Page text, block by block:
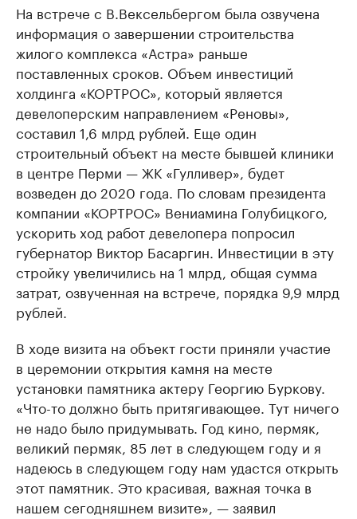
На встрече с В.Вексельбергом была озвучена
информация о завершении строительства
жилого комплекса «Астра» раньше
поставленных сроков. Объем инвестиций
холдинга «КОРТРОС», который является
девелоперским направлением «Реновы»,
составил 1,6 млрд рублей. Еще один
строительный объект на месте бывшей клиники
в центре Перми — ЖК «Гулливер», будет
возведен до 2020 года. По словам президента
компании «КОРТРОС» Вениамина Голубицкого,
ускорить ход работ девелопера попросил
губернатор Виктор Басаргин. Инвестиции в эту
стройку увеличились на 1 млрд, общая сумма
затрат, озвученная на встрече, порядка 9,9 млрд
рублей.
В ходе визита на объект гости приняли участие
в церемонии открытия камня на месте
установки памятника актеру Георгию Буркову.
«Что-то должно быть притягивающее. Тут ничего
не надо было придумывать. Год кино, пермяк,
великий пермяк, 85 лет в следующем году и я
надеюсь в следующем году нам удастся открыть
этот памятник. Это красивая, важная точка в
нашем сегодняшнем визите», — заявил